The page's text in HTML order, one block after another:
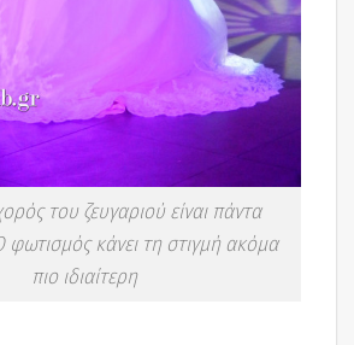
του ζευγαριού είναι πάντα
φωτισμός κάνει τη στιγμή ακόμα
πιο ιδιαίτερη